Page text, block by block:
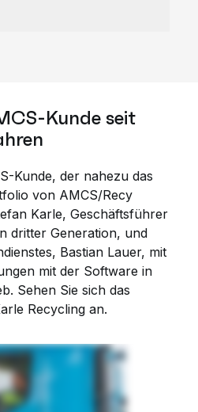
Kunde seit
Kunde, der nahezu das
von AMCS/Recy
Karle, Geschäftsführer
dritter Generation, und
Bastian Lauer, mit
mit der Software in
Sehen Sie sich das
Recycling an.